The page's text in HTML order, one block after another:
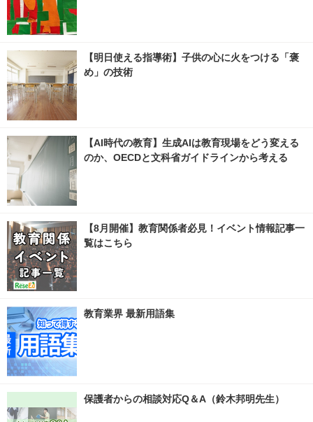
【明日使える指導術】子供の心に火をつける「褒
め」の技術
【AI時代の教育】生成AIは教育現場をどう変える
のか、OECDと文科省ガイドラインから考える
【8月開催】教育関係者必見！イベント情報記事一
覧はこちら
教育業界 最新用語集
保護者からの相談対応Q＆A（鈴木邦明先生）